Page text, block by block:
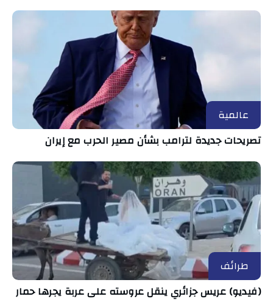
عالمية
تصريحات جديدة لترامب بشأن مصير الحرب مع إيران
طرائف
(فيديو) عريس جزائري ينقل عروسته على عربة يجرها حمار